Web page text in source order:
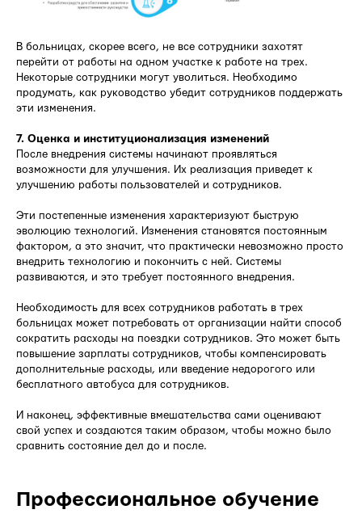
В больницах, скорее всего, не все сотрудники захотят
перейти от работы на одном участке к работе на трех.
Некоторые сотрудники могут уволиться. Необходимо
продумать, как руководство убедит сотрудников поддержать
эти изменения.
7. Оценка и институционализация изменений
После внедрения системы начинают проявляться
возможности для улучшения. Их реализация приведет к
улучшению работы пользователей и сотрудников.
Эти постепенные изменения характеризуют быструю
эволюцию технологий. Изменения становятся постоянным
фактором, а это значит, что практически невозможно просто
внедрить технологию и покончить с ней. Системы
развиваются, и это требует постоянного внедрения.
Необходимость для всех сотрудников работать в трех
больницах может потребовать от организации найти способ
сократить расходы на поездки сотрудников. Это может быть
повышение зарплаты сотрудников, чтобы компенсировать
дополнительные расходы, или введение недорогого или
бесплатного автобуса для сотрудников.
И наконец, эффективные вмешательства сами оценивают
свой успех и создаются таким образом, чтобы можно было
сравнить состояние дел до и после.
Профессиональное обучение